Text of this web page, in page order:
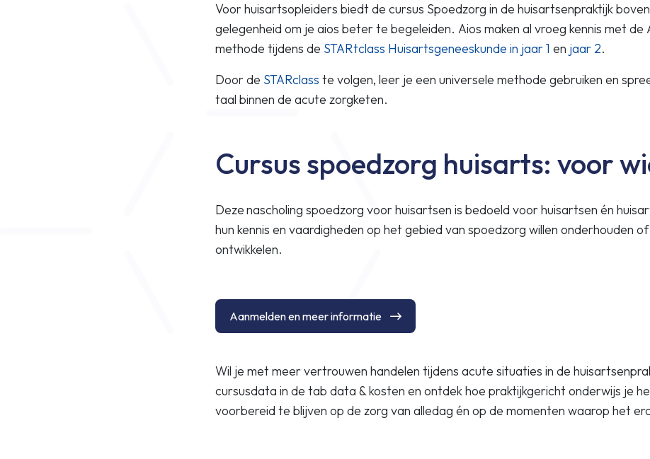
Voor huisartsopleiders biedt de cursus Spoedzorg in de huisartsenpraktijk
gelegenheid om je aios beter te begeleiden. Aios maken al vroeg kennis met de
methode tijdens de STARtclass Huisartsgeneeskunde in jaar 1 en jaar 2.
Door de STARclass te volgen, leer je een universele methode gebruiken en
taal binnen de acute zorgketen.
Cursus spoedzorg huisarts: voor
Dezenascholing spoedzorg voor huisartsen is bedoeld voor huisartsen én
hun kennis en vaardigheden op het gebied van spoedzorg willen onderhouden
ontwikkelen.
Aanmelden en meer informatie
Wil je met meer vertrouwen handelen tijdens acute situaties in de
cursusdata in de tab data & kosten en ontdek hoe praktijkgericht onderwijs je
voorbereid te blijven op de zorg van alledag én op de momenten waarop het